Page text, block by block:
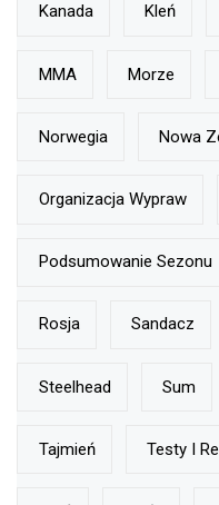
Kanada Kleń
MMA Morze
Norwegia Nowa
Organizacja Wypraw
Podsumowanie Sezonu
Rosja Sandacz
Steelhead Sum
Tajmień Testy I